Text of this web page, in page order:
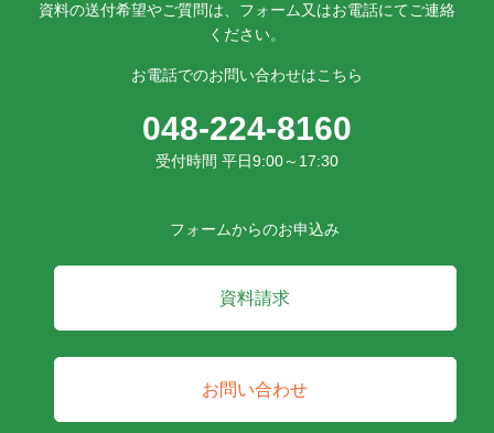
資料の送付希望やご質問は、フォーム又はお電話にてご連絡
ください。
お電話でのお問い合わせはこちら
048-224-8160
受付時間 平日9:00～17:30
フォームからのお申込み
資料請求
お問い合わせ